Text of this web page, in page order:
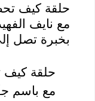
حلقة كيف
مع نايف
بخبرة تصل إلى 25
حلقة كيف
مع باسم